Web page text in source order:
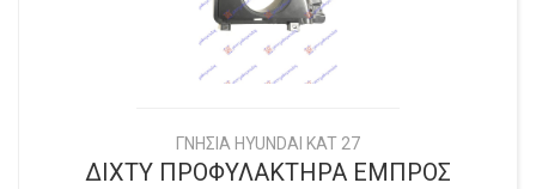
ΓΝΗΣΙΑ HYUNDAI KAT 27
ΔΙΧΤΥ ΠΡΟΦΥΛΑΚΤΗΡΑ ΕΜΠΡΟΣ